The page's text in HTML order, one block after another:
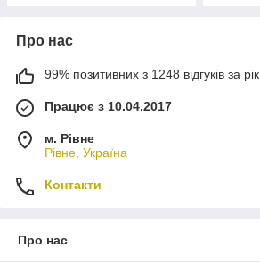
Про нас
99% позитивних з 1248 відгуків за рік
Працює з 10.04.2017
м. Рівне
Рівне, Україна
Контакти
Про нас